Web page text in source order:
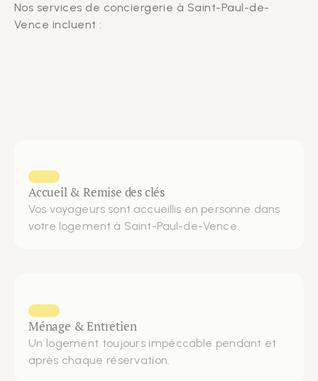
Nos services de conciergerie à Saint-Paul-de-
Vence incluent :
Accueil & Remise des clés
Vos voyageurs sont accueillis en personne dans
votre logement à Saint-Paul-de-Vence.
Ménage & Entretien
Un logement toujours impéccable pendant et
après chaque réservation.